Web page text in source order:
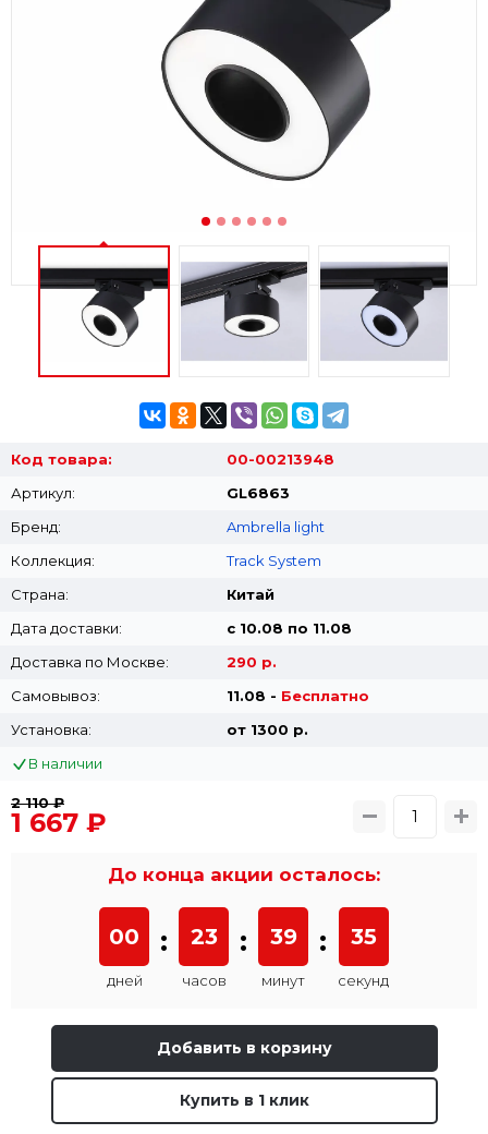
Код товара:
00-00213948
Артикул:
GL6863
Бренд:
Ambrella light
Коллекция:
Track System
Страна:
Китай
Дата доставки:
с 10.08 по 11.08
Доставка по Москве:
290 р.
Самовывоз:
11.08 - Бесплатно
Установка:
от 1300 p.
В наличии
2 110 ₽
1 667 ₽
До конца акции осталось:
00
дней
: 23
часов
: 39
минут
: 35
секунд
Добавить в корзину
Купить в 1 клик